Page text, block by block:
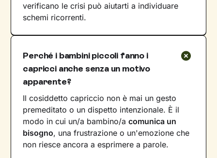
verificano le crisi può aiutarti a individuare
schemi ricorrenti.
Perché i bambini piccoli fanno i
capricci anche senza un motivo
apparente?
Il cosiddetto capriccio non è mai un gesto
premeditato o un dispetto intenzionale. È il
modo in cui un/a bambino/acomunica un
bisogno, una frustrazione o un'emozione che
non riesce ancora a esprimere a parole.